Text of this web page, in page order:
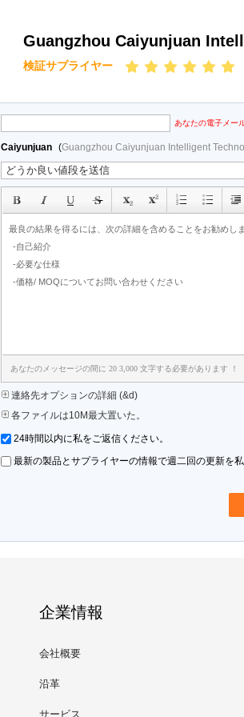
Guangzhou Caiyunjuan
検証サプライヤー
あなたの電子メー
Caiyunjuan (Guangzhou Caiyunjuan Intelligent
あなたのメッセージの間に 20 3,000 文字する必要があります ！
連絡先オプションの詳細 (&d)
各ファイルは10M最大置いた。
24時間以内に私をご返信ください。
最新の製品とサプライヤーの情報で週二回の更新を私
企業情報
会社概要
沿革
サービス